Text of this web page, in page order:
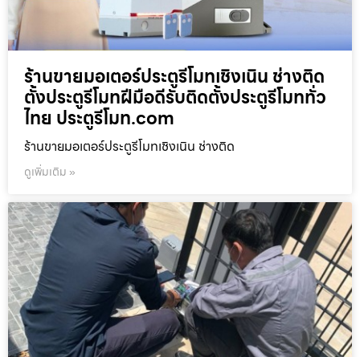
ร้านขายมอเตอร์ประตูรีโมทเชิงเนิน ช่างติด
ตั้งประตูรีโมทฝีมือดีรับติดตั้งประตูรีโมททั่ว
ไทย ประตูรีโมท.com
ร้านขายมอเตอร์ประตูรีโมทเชิงเนิน ช่างติด
ดูเพิ่มเติม »